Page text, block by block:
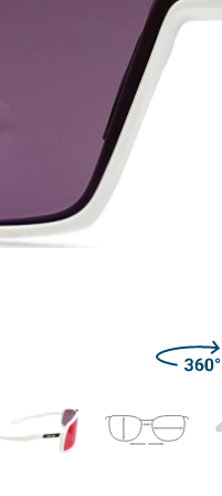
37 mm
Ширина линзы
Ширина